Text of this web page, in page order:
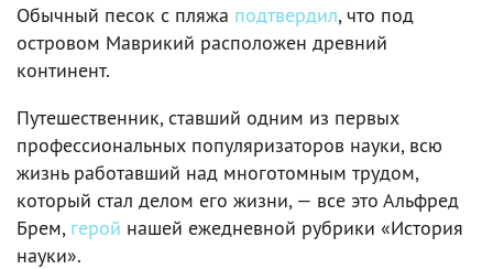
Обычный песок с пляжа подтвердил, что под
островом Маврикий расположен древний
континент.
Путешественник, ставший одним из первых
профессиональных популяризаторов науки, всю
жизнь работавший над многотомным трудом,
который стал делом его жизни, — все это Альфред
Брем, герой нашей ежедневной рубрики «История
науки».